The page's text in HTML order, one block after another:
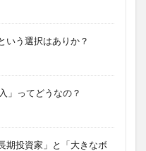
いう選択はありか？
」ってどうなの？
期投資家」と「大きなボ